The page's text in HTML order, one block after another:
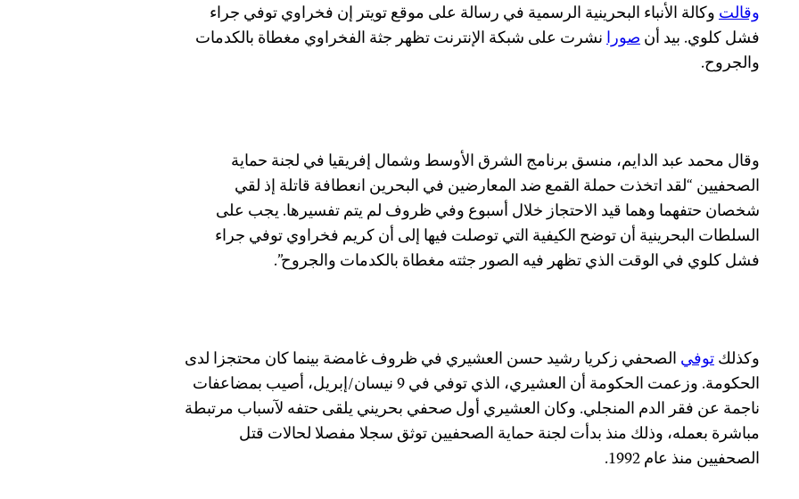
وقالتوكالة الأنباء البحرينية الرسمية في رسالة على موقع تويتر إن فخراوي توفي جراء
فشل كلوي. بيد أنصورانشرت على شبكة الإنترنت تظهر جثة الفخراوي مغطاة بالكدمات
والجروح.
وقال محمد عبد الدايم، منسق برنامج الشرق الأوسط وشمال إفريقيا في لجنة حماية
الصحفيين “لقد اتخذت حملة القمع ضد المعارضين في البحرين انعطافة قاتلة إذ لقي
شخصان حتفهما وهما قيد الاحتجاز خلال أسبوع وفي ظروف لم يتم تفسيرها. يجب على
السلطات البحرينية أن توضح الكيفية التي توصلت فيها إلى أن كريم فخراوي توفي جراء
فشل كلوي في الوقت الذي تظهر فيه الصور جثته مغطاة بالكدمات والجروح”.
وكذلكتوفي الصحفي زكريا رشيد حسن العشيري في ظروف غامضة بينما كان محتجزا لدى
الحكومة. وزعمت الحكومة أن العشيري، الذي توفي في 9 نيسان/إبريل، أصيب بمضاعفات
ناجمة عن فقر الدم المنجلي. وكان العشيري أول صحفي بحريني يلقى حتفه لآسباب مرتبطة
مباشرة بعمله، وذلك منذ بدأت لجنة حماية الصحفيين توثق سجلا مفصلا لحالات قتل
الصحفيين منذ عام 1992.